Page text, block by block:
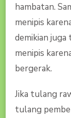
hambatan.
menipis
demikian juga
menipis
bergerak.
Jika tulang
tulang